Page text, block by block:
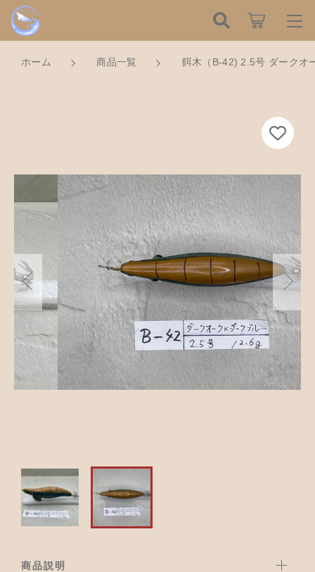
ホーム 商品一覧 餌木（B-42) 2.5号 ダークオ
商品説明
カートに商品を追加しました
ショッピングを続ける
カートを確認する
ログイン / 会員登録
新着商品から探す
Tomorrow is a new dayについて
ショッピングガイド
お知らせ
ブログ
餌木キーホルダー
木工アクセサリー
木工小物
革製品
アクセサリー
木工ペット用品
こだわり検索
～
その他
在庫あり セール
並び順